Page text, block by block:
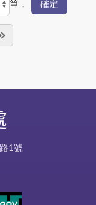
筆，
1號